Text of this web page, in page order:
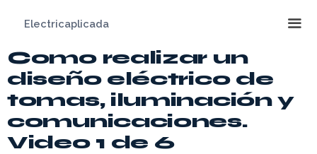
contenido
Electricaplicada
Como realizar un
diseño eléctrico de
tomas, iluminación y
comunicaciones.
Video 1 de 6